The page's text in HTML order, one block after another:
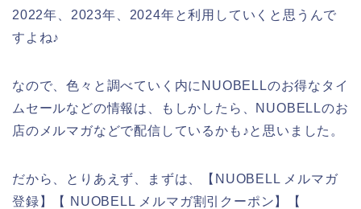
2022年、2023年、2024年と利用していくと思うんで
すよね♪
なので、色々と調べていく内にNUOBELLのお得なタイ
ムセールなどの情報は、もしかしたら、NUOBELLのお
店のメルマガなどで配信しているかも♪と思いました。
だから、とりあえず、まずは、【NUOBELL メルマガ
登録】【 NUOBELL メルマガ割引クーポン】【